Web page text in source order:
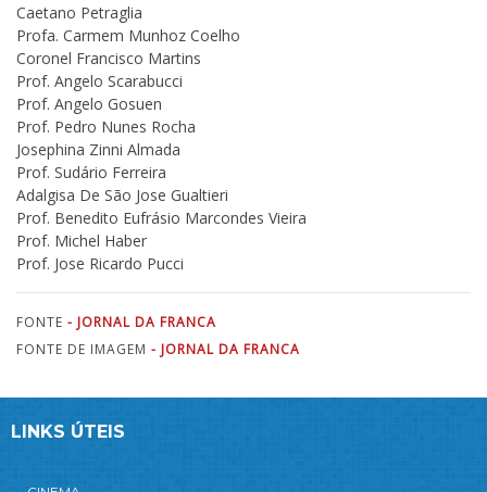
Caetano Petraglia
Profa. Carmem Munhoz Coelho
Coronel Francisco Martins
Prof. Angelo Scarabucci
Prof. Angelo Gosuen
Prof. Pedro Nunes Rocha
Josephina Zinni Almada
Prof. Sudário Ferreira
Adalgisa De São Jose Gualtieri
Prof. Benedito Eufrásio Marcondes Vieira
Prof. Michel Haber
Prof. Jose Ricardo Pucci
FONTE - JORNAL DA FRANCA
FONTE DE IMAGEM - JORNAL DA FRANCA
LINKS ÚTEIS